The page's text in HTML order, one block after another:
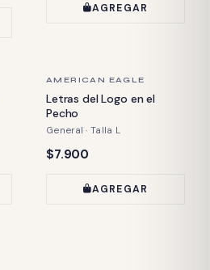
AGREGAR
ÚLTIMA PIEZA
AMERICAN EAGLE
Letras del Logo en el
Pecho
General · Talla L
Precio:
$7.900
AGREGAR